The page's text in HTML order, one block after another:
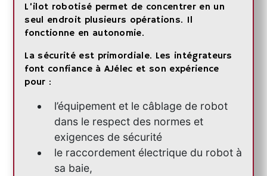
L’ilot robotisé permet de concentrer en un
seul endroit plusieurs opérations. Il
fonctionne en autonomie.
La sécurité est primordiale. Les intégrateurs
font confiance à AJélec et son expérience
pour :
l’équipement et le câblage de robot
dans le respect des normes et
exigences de sécurité
le raccordement électrique du robot à
sa baie,